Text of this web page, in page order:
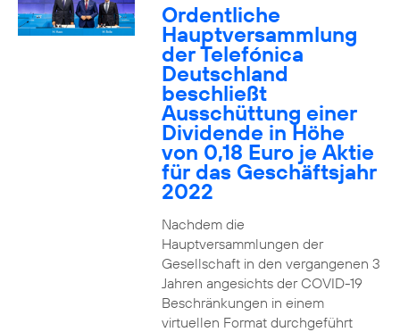
Ordentliche
Hauptversammlung
der Telefónica
Deutschland
beschließt
Ausschüttung einer
Dividende in Höhe
von 0,18 Euro je Aktie
für das Geschäftsjahr
2022
Nachdem die
Hauptversammlungen der
Gesellschaft in den vergangenen 3
Jahren angesichts der COVID-19
Beschränkungen in einem
virtuellen Format durchgeführt